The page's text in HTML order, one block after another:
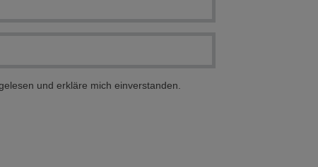
und erkläre mich einverstanden.